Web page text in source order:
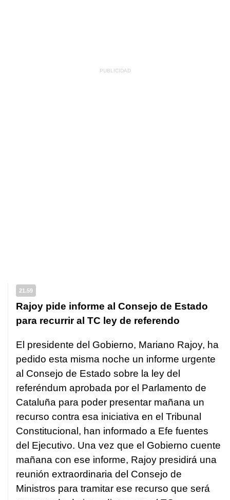
21.59
Rajoy pide informe al Consejo de Estado
para recurrir al TC ley de referendo
El presidente del Gobierno, Mariano Rajoy, ha
pedido esta misma noche un informe urgente
al Consejo de Estado sobre la ley del
referéndum aprobada por el Parlamento de
Cataluña para poder presentar mañana un
recurso contra esa iniciativa en el Tribunal
Constitucional, han informado a Efe fuentes
del Ejecutivo. Una vez que el Gobierno cuente
mañana con ese informe, Rajoy presidirá una
reunión extraordinaria del Consejo de
Ministros para tramitar ese recurso que será